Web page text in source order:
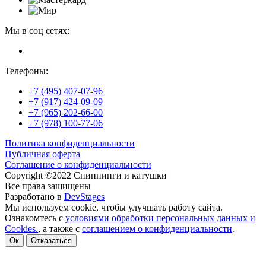
Мы в соц сетях:
Телефоны:
+7 (495) 407-07-96
+7 (917) 424-09-09
+7 (965) 202-66-00
+7 (978) 100-77-06
Политика конфиденциальности
Публичная оферта
Соглашение о конфиденциальности
Copyright ©2022 Спиннинги и катушки
Все права защищены
Разработано в DevStages
Мы используем cookie, чтобы улучшать работу сайта.
Ознакомтесь с условиями обработки персональных данных и
Cookies., а также с соглашением о конфиденциальности.
Ок Отказаться